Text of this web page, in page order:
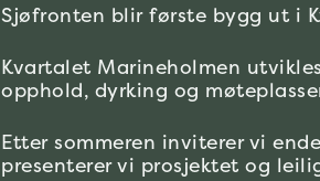
Sjøfronten blir første bygg ut i
Kvartalet Marineholmen
opphold, dyrking og
Etter sommeren inviterer vi
presenterer vi prosjektet og